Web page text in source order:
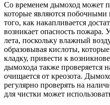
Со временем дымоход может
которые являются побочными
того, как накапливается
возникает опасность пожара.
лета, поскольку влажный
образовывая кислоты,
кладку, привести к
дымохода также проверяется
очищается от креозота.
регулярно проверять на
для чистки может